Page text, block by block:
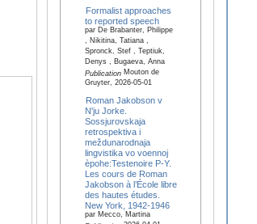
Formalist approaches
to reported speech
par De Brabanter, Philippe
, Nikitina, Tatiana ,
Spronck, Stef , Teptiuk,
Denys , Bugaeva, Anna
PublicationMouton de
Gruyter, 2026-05-01
Roman Jakobson v
N'ju Jorke.
Sossjurovskaja
retrospektiva i
meždunarodnaja
lingvistika vo voennoj
èpohe:Testenoire P-Y.
Les cours de Roman
Jakobson à l’École libre
des hautes études.
New York, 1942-1946
par Mecco, Martina